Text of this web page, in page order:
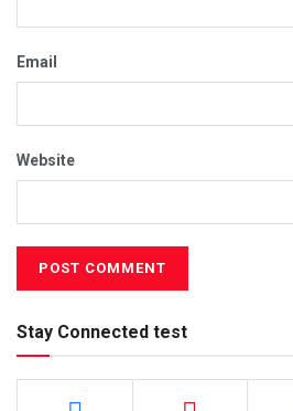
Email
Website
Stay Connected test